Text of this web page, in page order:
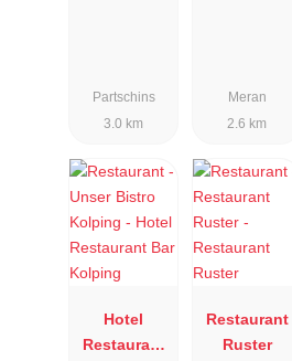
Partschins
3.0 km
Meran
2.6 km
Hotel
Restaurant
Restaurant
Ruster